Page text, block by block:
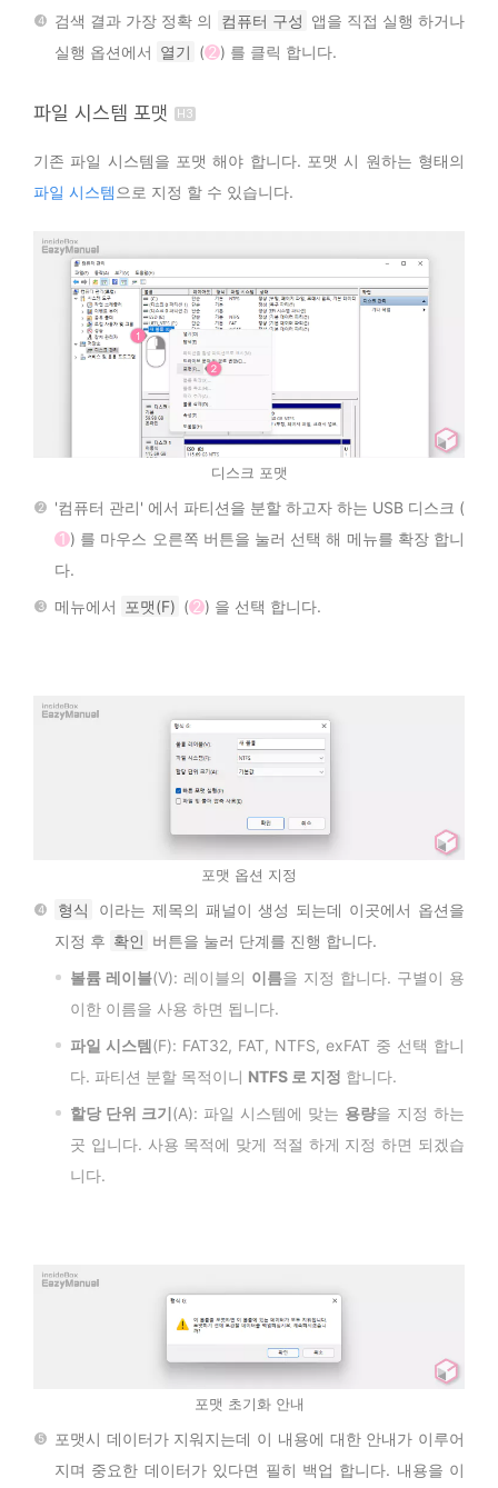
검색 결과 가장 정확 의 컴퓨터 구성 앱을 직접 실행 하거나
실행 옵션에서 열기 ( 2 ) 를 클릭 합니다.
파일 시스템 포맷
기존 파일 시스템을 포맷 해야 합니다. 포맷 시 원하는 형태의
파일 시스템 으로 지정 할 수 있습니다.
디스크 포맷
'컴퓨터 관리' 에서 파티션을 분할 하고자 하는 USB 디스크 (
1 ) 를 마우스 오른쪽 버튼을 눌러 선택 해 메뉴를 확장 합니
다.
메뉴에서
포맷(F) ( 2 ) 을 선택 합니다.
포맷 옵션 지정
형식
이라는 제목의 패널이 생성 되는데 이곳에서 옵션을
지정 후 확인 버튼을 눌러 단계를 진행 합니다.
볼륨 레이블(V): 레이블의 이름을 지정 합니다. 구별이 용
이한 이름을 사용 하면 됩니다.
파일 시스템(F): FAT32, FAT, NTFS, exFAT 중 선택 합니
다. 파티션 분할 목적이니 NTFS 로 지정 합니다.
할당 단위 크기(A): 파일 시스템에 맞는 용량을 지정 하는
곳 입니다. 사용 목적에 맞게 적절 하게 지정 하면 되겠습
니다.
포맷 초기화 안내
포맷시 데이터가 지워지는데 이 내용에 대한 안내가 이루어
지며 중요한 데이터가 있다면 필히 백업 합니다. 내용을 이